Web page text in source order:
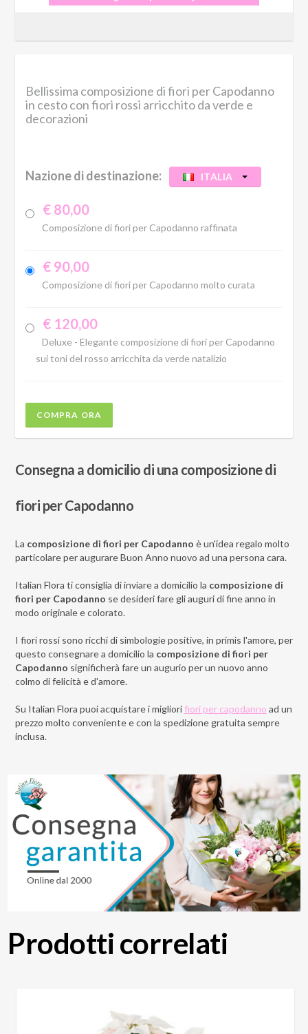
Bellissima composizione di fiori per Capodanno
in cesto con fiori rossi arricchito da verde e
decorazioni
Nazione di destinazione: ITALIA
€ 80,00
Composizione di fiori per Capodanno raffinata
€ 90,00
Composizione di fiori per Capodanno molto curata
€ 120,00
Deluxe - Elegante composizione di fiori per Capodanno
sui toni del rosso arricchita da verde natalizio
COMPRA ORA
Consegna a domicilio di una composizione di
fiori per Capodanno
La composizione di fiori per Capodanno è un'idea regalo molto
particolare per augurare Buon Anno nuovo ad una persona cara.
Italian Flora ti consiglia di inviare a domicilio la composizione di
fiori per Capodanno se desideri fare gli auguri di fine anno in
modo originale e colorato.
I fiori rossi sono ricchi di simbologie positive, in primis l'amore, per
questo consegnare a domicilio la composizione di fiori per
Capodanno significherà fare un augurio per un nuovo anno
colmo di felicità e d'amore.
Su Italian Flora puoi acquistare i migliori fiori per capodanno ad un
prezzo molto conveniente e con la spedizione gratuita sempre
inclusa.
Prodotti correlati